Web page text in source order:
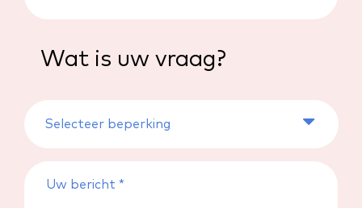
Wat is uw vraag?